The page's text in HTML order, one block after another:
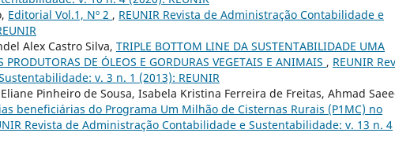
Editorial Vol.1, Nº 2 , REUNIR Revista de Administração Contabilidade e
Alex Castro Silva, TRIPLE BOTTOM LINE DA SUSTENTABILIDADE UMA
DE ÓLEOS E GORDURAS VEGETAIS E ANIMAIS , REUNIR
v. 3 n. 1 (2013): REUNIR
Pinheiro de Sousa, Isabela Kristina Ferreira de Freitas, Ahmad
beneficiárias do Programa Um Milhão de Cisternas Rurais (P1MC) no
Revista de Administração Contabilidade e Sustentabilidade: v. 13 n. 4